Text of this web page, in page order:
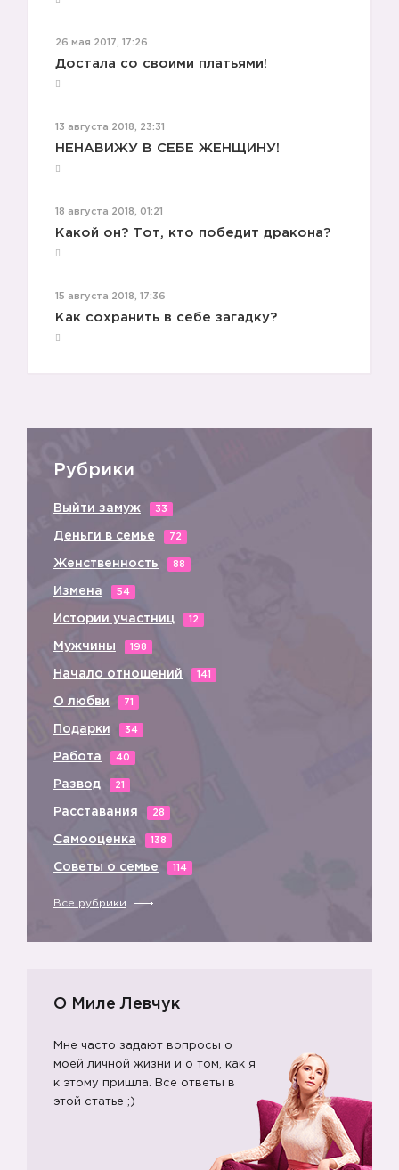
26 мая 2017, 17:26
Достала со своими платьями!
13 августа 2018, 23:31
НЕНАВИЖУ В СЕБЕ ЖЕНЩИНУ!
18 августа 2018, 01:21
Какой он? Тот, кто победит дракона?
15 августа 2018, 17:36
Как сохранить в себе загадку?
Рубрики
Выйти замуж 33
Деньги в семье 72
Женственность 88
Измена 54
Истории участниц 12
Мужчины 198
Начало отношений 141
О любви 71
Подарки 34
Работа 40
Развод 21
Расставания 28
Самооценка 138
Советы о семье 114
Все рубрики
О Миле Левчук
Мне часто задают вопросы о
моей личной жизни и о том, как я
к этому пришла. Все ответы в
этой статье ;)